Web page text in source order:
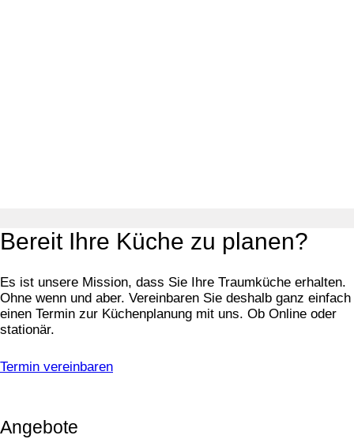
Bereit Ihre Küche zu planen?
Es ist unsere Mission, dass Sie Ihre Traumküche erhalten.
Ohne wenn und aber. Vereinbaren Sie deshalb ganz einfach
einen Termin zur Küchenplanung mit uns. Ob Online oder
stationär.
Termin vereinbaren
Angebote